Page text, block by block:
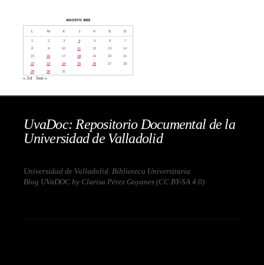
AGOSTO 2022
L M X J V S D
1 2 3 4 5 6
7
8
9 10 11 12 13
14
15
16 17 18 19 20
21
22
23 24 25 26 27
28
29
30 31
« Jul Sep »
UvaDoc: Repositorio Documental de la
Universidad de Valladolid
Universidad de Valladolid. Biblioteca Universitaria
Blog UVaDOC by Clarisa Pérez Goyanes (CC BY-SA 4.0)